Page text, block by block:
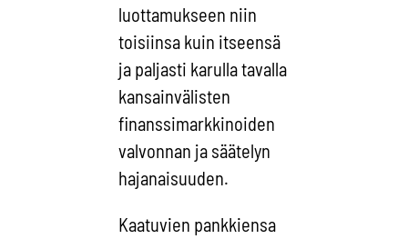
luottamukseen niin
toisiinsa kuin itseensä
ja paljasti karulla tavalla
kansainvälisten
finanssimarkkinoiden
valvonnan ja säätelyn
hajanaisuuden.
Kaatuvien pankkiensa